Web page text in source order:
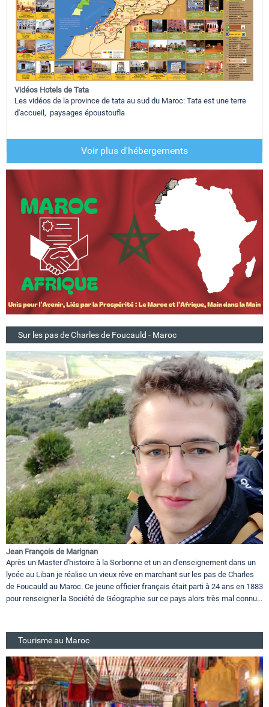
Vidéos Hotels de Tata
Les vidéos de la province de tata au sud du Maroc: Tata est une terre
d'accueil, paysages époustoufla
Voir plus d'hébergements
Sur les pas de Charles de Foucauld - Maroc
Jean François de Marignan
Après un Master d'histoire à la Sorbonne et un an d'enseignement dans un
lycée au Liban je réalise un vieux rêve en marchant sur les pas de Charles
de Foucauld au Maroc. Ce jeune officier français était parti à 24 ans en 1883
pour renseigner la Société de Géographie sur ce pays alors très mal connu...
Tourisme au Maroc